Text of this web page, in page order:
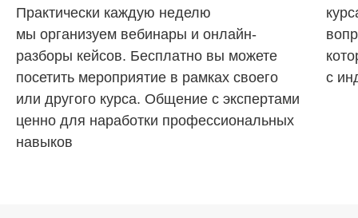
Практически каждую неделю
мы организуем вебинары и онлайн-
разборы кейсов. Бесплатно вы можете
посетить мероприятие в рамках своего
или другого курса. Общение с экспертами
ценно для наработки профессиональных
навыков
с